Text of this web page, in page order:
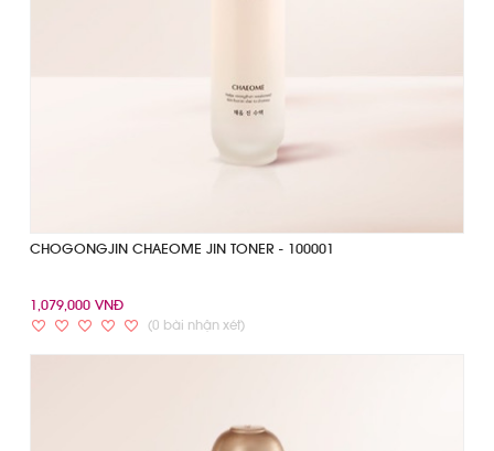
CHOGONGJIN CHAEOME JIN TONER - 100001
1,079,000 VNĐ
(0 bài nhận xét)